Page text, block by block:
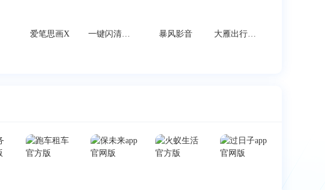
爱笔思画X 一键闪清官方最新版 暴风影音 大雁出行司机端